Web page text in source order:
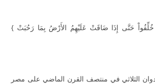
خُلِّفُواْ حَتَّى إِذَا ضَاقَتْ عَلَيْهِمُ الأَرْضُ بِمَا رَحُبَتْ }
الثلاثي في منتصف القرن الماضي على مصر